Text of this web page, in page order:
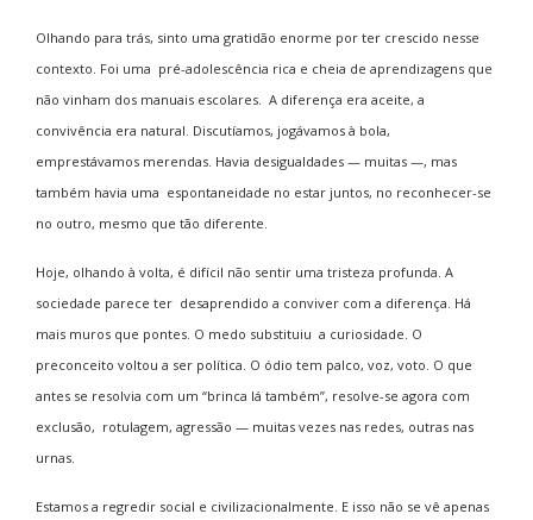
Olhando para trás, sinto uma gratidão enorme por ter crescido nesse
contexto. Foi uma pré-adolescência rica e cheia de aprendizagens que
não vinham dos manuais escolares. A diferença era aceite, a
convivência era natural. Discutíamos, jogávamos à bola,
emprestávamos merendas. Havia desigualdades — muitas —, mas
também havia uma espontaneidade no estar juntos, no reconhecer-se
no outro, mesmo que tão diferente.
Hoje, olhando à volta, é difícil não sentir uma tristeza profunda. A
sociedade parece ter desaprendido a conviver com a diferença. Há
mais muros que pontes. O medo substituiu a curiosidade. O
preconceito voltou a ser política. O ódio tem palco, voz, voto. O que
antes se resolvia com um “brinca lá também”, resolve-se agora com
exclusão, rotulagem, agressão — muitas vezes nas redes, outras nas
urnas.
Estamos a regredir social e civilizacionalmente. E isso não se vê apenas